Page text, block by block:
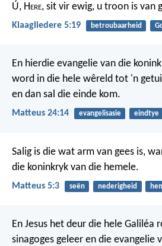
Ú, Here, sit vir ewig, u troon is van
Klaagliedere 5:19 betroubaarheid
En hierdie evangelie van die
word in die hele wêreld tot 'n
en dan sal die einde kom.
Matteus 24:14 evangelisasie eindtye
Salig is die wat arm van gees is,
die koninkryk van die hemele.
Matteus 5:3 seën nederigheid
En Jesus het deur die hele Galiléa
sinagoges geleer en die evangelie